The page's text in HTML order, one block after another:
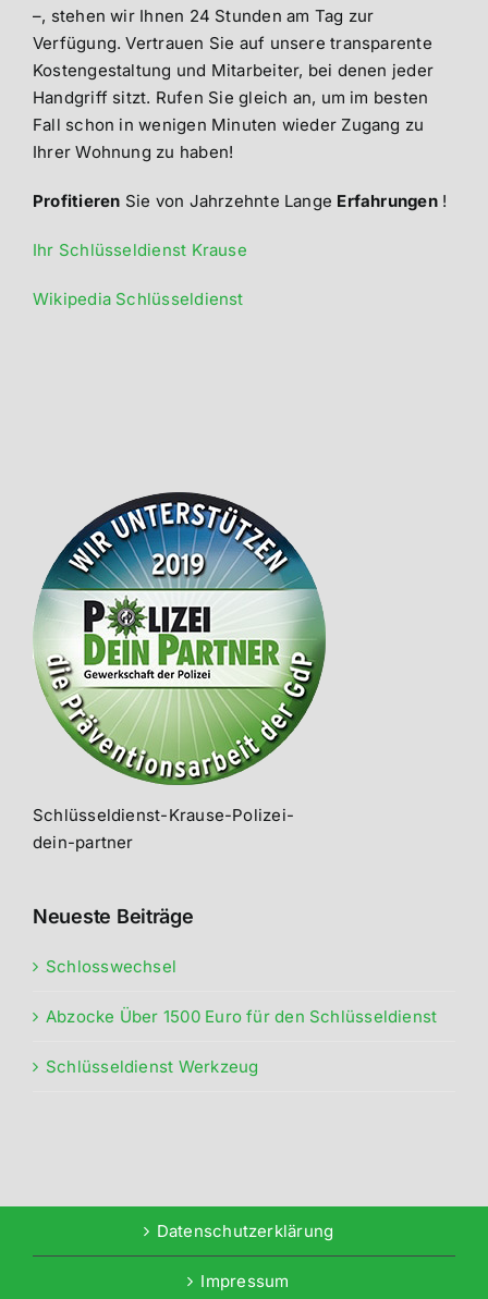
–, stehen wir Ihnen 24 Stunden am Tag zur
Verfügung. Vertrauen Sie auf unsere transparente
Kostengestaltung und Mitarbeiter, bei denen jeder
Handgriff sitzt. Rufen Sie gleich an, um im besten
Fall schon in wenigen Minuten wieder Zugang zu
Ihrer Wohnung zu haben!
Profitieren Sie von Jahrzehnte Lange Erfahrungen!
Ihr Schlüsseldienst Krause
Wikipedia Schlüsseldienst
Schlüsseldienst-Krause-Polizei-
dein-partner
Neueste Beiträge
Schlosswechsel
Abzocke Über 1500 Euro für den Schlüsseldienst
Schlüsseldienst Werkzeug
Datenschutzerklärung
Impressum